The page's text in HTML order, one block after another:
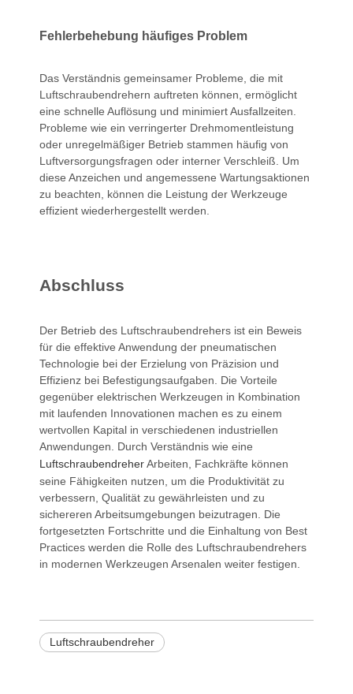
Fehlerbehebung häufiges Problem
Das Verständnis gemeinsamer Probleme, die mit
Luftschraubendrehern auftreten können, ermöglicht
eine schnelle Auflösung und minimiert Ausfallzeiten.
Probleme wie ein verringerter Drehmomentleistung
oder unregelmäßiger Betrieb stammen häufig von
Luftversorgungsfragen oder interner Verschleiß. Um
diese Anzeichen und angemessene Wartungsaktionen
zu beachten, können die Leistung der Werkzeuge
effizient wiederhergestellt werden.
Abschluss
Der Betrieb des Luftschraubendrehers ist ein Beweis
für die effektive Anwendung der pneumatischen
Technologie bei der Erzielung von Präzision und
Effizienz bei Befestigungsaufgaben. Die Vorteile
gegenüber elektrischen Werkzeugen in Kombination
mit laufenden Innovationen machen es zu einem
wertvollen Kapital in verschiedenen industriellen
Anwendungen. Durch Verständnis wie eine
LuftschraubendreherArbeiten, Fachkräfte können
seine Fähigkeiten nutzen, um die Produktivität zu
verbessern, Qualität zu gewährleisten und zu
sichereren Arbeitsumgebungen beizutragen. Die
fortgesetzten Fortschritte und die Einhaltung von Best
Practices werden die Rolle des Luftschraubendrehers
in modernen Werkzeugen Arsenalen weiter festigen.
Luftschraubendreher